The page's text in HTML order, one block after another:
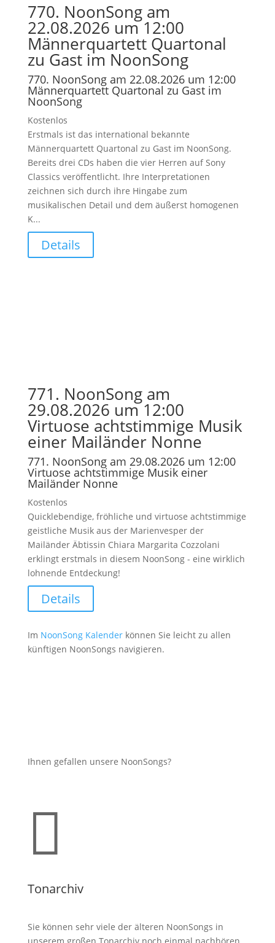
770. NoonSong am
22.08.2026 um 12:00
Männerquartett Quartonal
zu Gast im NoonSong
770. NoonSong am 22.08.2026 um 12:00
Männerquartett Quartonal zu Gast im
NoonSong
Kostenlos
Erstmals ist das international bekannte
Männerquartett Quartonal zu Gast im NoonSong.
Bereits drei CDs haben die vier Herren auf Sony
Classics veröffentlicht. Ihre Interpretationen
zeichnen sich durch ihre Hingabe zum
musikalischen Detail und dem äußerst homogenen
K...
Details
771. NoonSong am
29.08.2026 um 12:00
Virtuose achtstimmige Musik
einer Mailänder Nonne
771. NoonSong am 29.08.2026 um 12:00
Virtuose achtstimmige Musik einer
Mailänder Nonne
Kostenlos
Quicklebendige, fröhliche und virtuose achtstimmige
geistliche Musik aus der Marienvesper der
Mailänder Äbtissin Chiara Margarita Cozzolani
erklingt erstmals in diesem NoonSong - eine wirklich
lohnende Entdeckung!
Details
Im NoonSong Kalenderkönnen Sie leicht zu allen
künftigen NoonSongs navigieren.
Ihnen gefallen unsere NoonSongs?

Tonarchiv
Sie können sehr viele der älteren NoonSongs in